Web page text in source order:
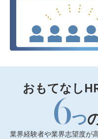
おもてなし
6つ
業界経験者や業界志望度が